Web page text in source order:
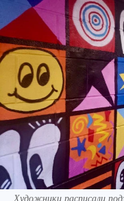
Художники расписали